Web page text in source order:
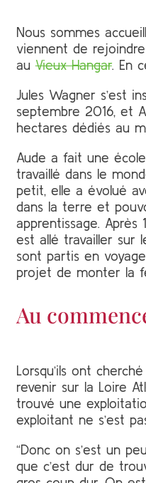
Nous sommes
viennent de
auVieux Hangar. En
Jules Wagner s’est
septembre 2016, et
hectares dédiés au
Aude a fait une
travaillé dans le
petit, elle a évolué
dans la terre et
apprentissage.
est allé travailler sur
sont partis en voyage
projet de monter la
Au
Lorsqu’ils ont
revenir sur la Loire
trouvé une
exploitant ne s’est
“Donc on s’est un
que c’est dur de